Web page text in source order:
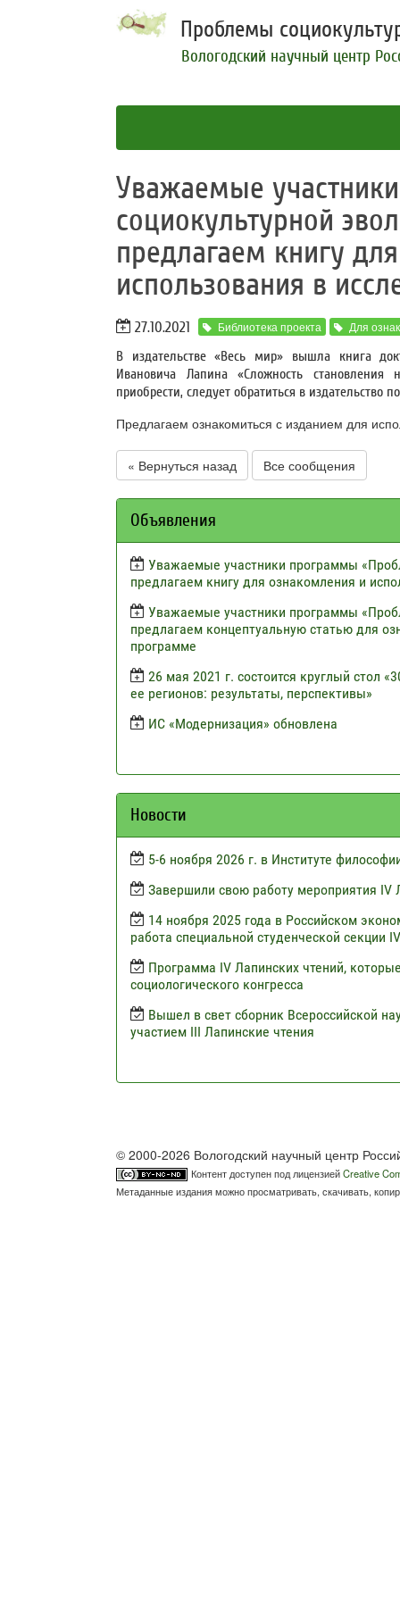
Проблемы
Вологодский научный центр
Уважаемые
социокультурной
предлагаем книгу
использования в
27.10.2021 Библиотека проекта Для
В издательстве «Весь мир» вышла книга
Ивановича Лапина «Сложность становления
приобрести, следует обратиться в издательство
Предлагаем ознакомиться с изданием для
« Вернуться назад Все сообщения
Объявления
Уважаемые участники программы
предлагаем книгу для ознакомления и
Уважаемые участники программы
предлагаем концептуальную статью для
программе
26 мая 2021 г. состоится круглый стол
ее регионов: результаты, перспективы»
ИС «Модернизация» обновлена
Новости
5-6 ноября 2026 г. в Институте
Завершили свою работу мероприятия IV
14 ноября 2025 года в Российском
работа специальной студенческой секции
Программа IV Лапинских чтений,
социологического конгресса
Вышел в свет сборник Всероссийской
участием III Лапинские чтения
© 2000-2026 Вологодский научный центр
Контент доступен под лицензиейCreative
Метаданные издания можно просматривать, скачивать,